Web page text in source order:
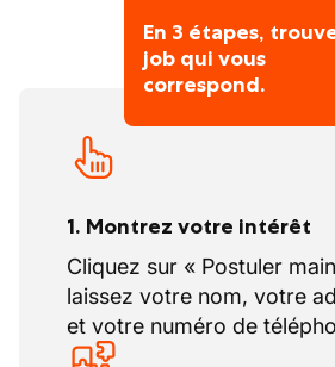
d’un poste stable dans une
pleine croissance, où
professionnalisme sont
Gestion des documents
Remplir et vérifier les
obligatoires (bons de
d’expédition), effectuer les
administratives liées
et les clients
Collaborer avec les
l’organisation des tournées,
éventuels retards ou
service client de qualité lors
En 3 étapes,
job qui vous
correspond.
1. Montrez votre intérêt
Cliquez sur « Postuler
laissez votre nom, votre
et votre numéro de